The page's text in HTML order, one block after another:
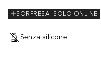
SOLO ONLINE
SORPRESA
Senza silicone